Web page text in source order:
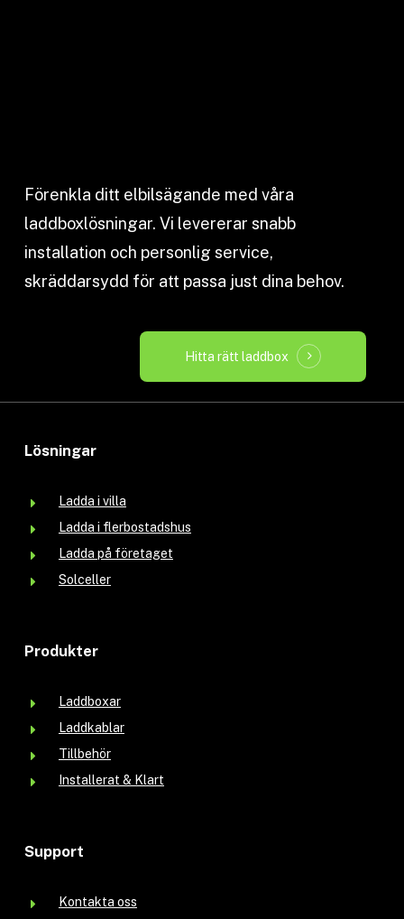
Förenkla ditt elbilsägande med våra
laddboxlösningar. Vi levererar snabb
installation och personlig service,
skräddarsydd för att passa just dina behov.
Hitta rätt laddbox
Lösningar
Ladda i villa
Ladda i flerbostadshus
Ladda på företaget
Solceller
Produkter
Laddboxar
Laddkablar
Tillbehör
Installerat & Klart
Support
Kontakta oss